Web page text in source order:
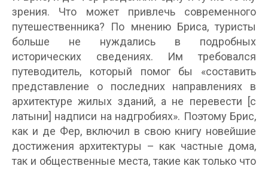
зрения. Что может привлечь современного
путешественника? По мнению Бриса, туристы
больше не нуждались в подробных
исторических сведениях. Им требовался
путеводитель, который помог бы «составить
представление о последних направлениях в
архитектуре жилых зданий, а не перевести [с
латыни] надписи на надгробиях». Поэтому Брис,
как и де Фер, включил в свою книгу новейшие
достижения архитектуры – как частные дома,
так и общественные места, такие как только что